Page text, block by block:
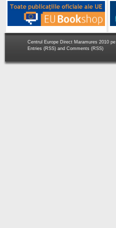
Centrul Europe Direct Maramures 2010 pe
Entries (RSS) and Comments (RSS)